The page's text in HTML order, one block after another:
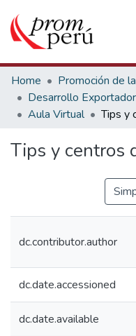
Communities & Collections
All of DSpace
Statistics
Home
Desarrollo Exportador
Aula Virtual
Tips y
Tips y centros
dc.contributor.author
dc.date.accessioned
dc.date.available